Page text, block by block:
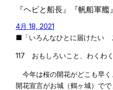
『ヘビと船長』『帆船軍艦
4月 18, 2021
■「いろんなひとに届けたい
117 おもしろいこと、わくわ
今年は桜の開花がどこも早
開花宣言がお城（鶴ヶ城）で